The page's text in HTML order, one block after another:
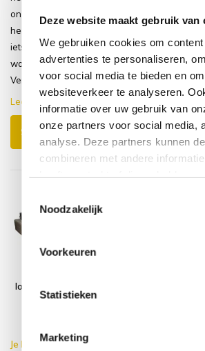
Deze website maakt gebruik van
We gebruiken cookies om
advertenties te personaliseren,
voor social media te bieden en
websiteverkeer te analyseren.
informatie over uw gebruik van
onze partners voor social media,
analyse. Deze partners kunnen
combineren met andere
Noodzakelijk
Voorkeuren
Statistieken
Marketing
ondersteunen goed en je kan er ook
heerlijk op liggen. Ik adviseer wel om
iets op onder de poten te olakken
want bij het verschuiven krast het.
Verder een sup...
Lees meer
Schrijf je eigen review
loungeset 5 delig
grijs wicker
Je bespaart €20.00,-